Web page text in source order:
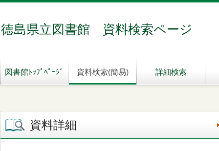
徳島県立図書館 資料検索ページ
図書館ﾄｯﾌﾟﾍﾟｰｼﾞ 資料検索(簡易) 詳細検索
資料詳細